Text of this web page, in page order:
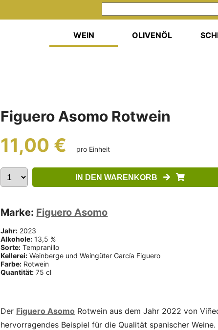
Figuero Asomo Rotwein
11,00 € pro Einheit
IN DEN WARENKORB
Marke: Figuero Asomo
Jahr: 2023
Alkohole: 13,5 %
Sorte: Tempranillo
Kellerei: Weinberge und Weingüter García Figuero
Farbe: Rotwein
Quantität: 75 cl
Der Figuero Asomo Rotwein aus dem Jahr 2022 von
hervorragendes Beispiel für die Qualität spanischer
WEIN OLIVENÖL